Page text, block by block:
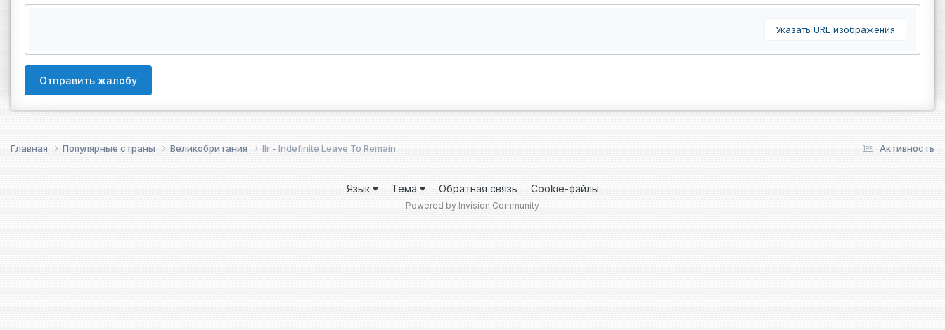
Указать URL изображения
Отправить жалобу
Активность
Главная Популярные страны Великобритания Ilr - Indefinite Leave To Remain
Язык Тема Обратная связь Cookie-файлы
Powered by Invision Community